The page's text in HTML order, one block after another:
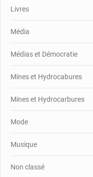
Livres
Média
Médias et Démocratie
Mines et Hydrocabures
Mines et Hydrocarbures
Mode
Musique
Non classé